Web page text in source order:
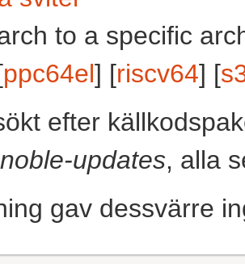
to a specific
ppc64el] [riscv64] [
efter
noble-updates, alla
gav dessvärre